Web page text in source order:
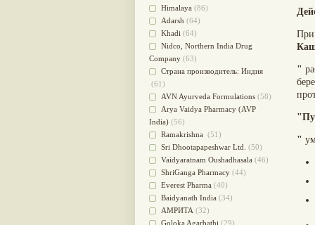
При
"
"
"
системы(49)
Для стабилизации деятельности
ЦНС(47)
для суставов(47)
Лечит опухоли и отеки
Для медитации(44)
выводит токсины
Для здоровья печени(41)
Для тела(39)
для очищения крови
При диабете (38)
Антиоксидант(37)
Для Капха(Кафа) доши(37)
От паразитов(37)
При расстройстве желудка
Успокоительное(36)
Для глаз(34)
от геморроя(34)
Himalaya (86)
Adarsh (64)
Khadi (64)
Nidсo, Northern India Drug
Company (63)
Страна производитель: Индия
(61)
AVN Ayurveda Formulations (58)
Arya Vaidya Pharmacy (AVP
India) (56)
Ramakrishna (51)
Sri Dhootapapeshwar Ltd. (50)
Vaidyaratnam Oushadhasala (46)
ShriGanga Pharmacy (44)
Everest Pharma (40)
Baidyanath India (34)
АМРИТА (32)
Goloka Agarbathi (29)